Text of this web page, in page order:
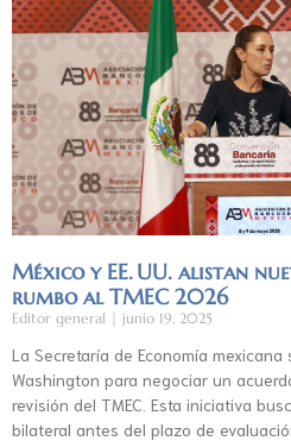
México y EE. UU. alistan
rumbo al TMEC 2026
Editor general junio 19, 2025
La Secretaría de Economía
Washington para negociar un
revisión del TMEC. Esta iniciativa
bilateral antes del plazo de